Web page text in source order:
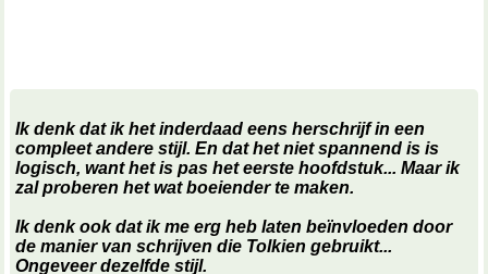
Ik denk dat ik het inderdaad eens herschrijf in een
compleet andere stijl. En dat het niet spannend is is
logisch, want het is pas het eerste hoofdstuk... Maar ik
zal proberen het wat boeiender te maken.
Ik denk ook dat ik me erg heb laten beïnvloeden door
de manier van schrijven die Tolkien gebruikt...
Ongeveer dezelfde stijl.